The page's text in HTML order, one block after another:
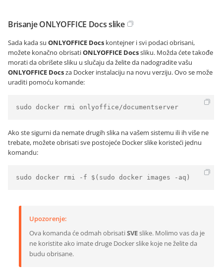
Brisanje ONLYOFFICE Docs slike
Sada kada su ONLYOFFICE Docs kontejner i svi podaci obrisani,
možete konačno obrisatiONLYOFFICE Docssliku. Možda ćete takođe
morati da obrišete sliku u slučaju da želite da nadogradite vašu
ONLYOFFICE Docsza Docker instalaciju na novu verziju. Ovo se može
uraditi pomoću komande:
sudo docker rmi onlyoffice/documentserver
Ako ste sigurni da nemate drugih slika na vašem sistemu ili ih više ne
trebate, možete obrisati sve postojeće Docker slike koristeći jednu
komandu:
sudo docker rmi -f $(sudo docker images -aq)
Upozorenje:
Ova komanda će odmah obrisatiSVEslike. Molimo vas da je
ne koristite ako imate druge Docker slike koje ne želite da
budu obrisane.